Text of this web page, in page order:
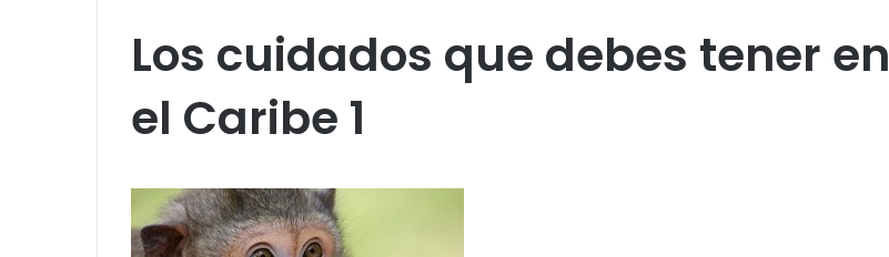
Los cuidados que debes tener en
el Caribe 1